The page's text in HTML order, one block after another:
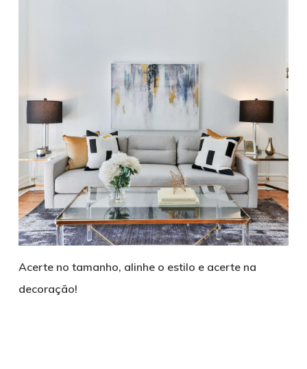
Acerte no tamanho, alinhe o estilo e acerte na
decoração!